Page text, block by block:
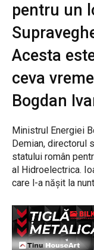
pentru un
Acesta
ceva
Bogdan
Ministrul Energiei
Demian, directorul
statului român
al Hidroelectrica.
care l-a nășit la